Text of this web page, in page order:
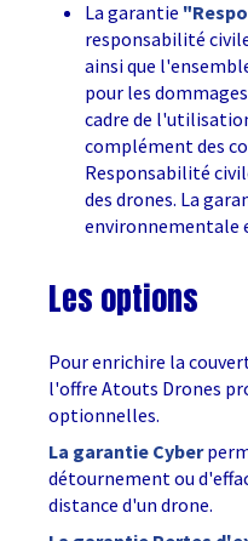
La garantie
responsabilité
ainsi que
pour les
cadre de
complément des
Responsabilité
des drones. La
environnementale
Les options
Pour enrichire la
l'offre Atouts Drones
optionnelles.
La garantie Cyber
détournement ou
distance d'un drone.